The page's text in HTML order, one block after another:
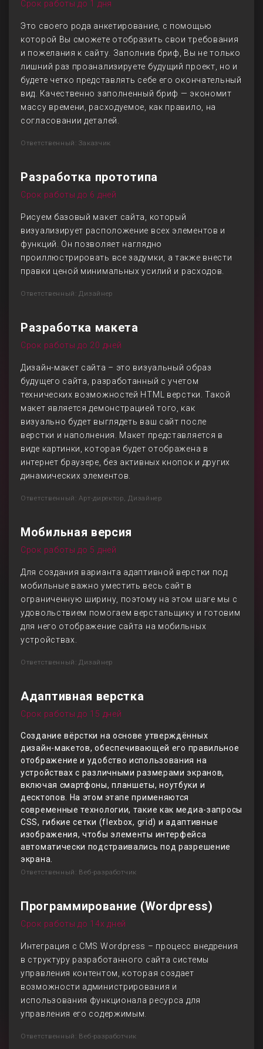
Срок работы до 1 дня
Это своего рода анкетирование, с помощью
которой Вы сможете отобразить свои требования
и пожелания к сайту. Заполнив бриф, Вы не только
лишний раз проанализируете будущий проект, но и
будете четко представлять себе его окончательный
вид. Качественно заполненный бриф — экономит
массу времени, расходуемое, как правило, на
согласовании деталей.
Ответственный: Заказчик
Разработка прототипа
Срок работы до 6 дней
Рисуем базовый макет сайта, который
визуализирует расположение всех элементов и
функций. Он позволяет наглядно
проиллюстрировать все задумки, а также внести
правки ценой минимальных усилий и расходов.
Ответственный: Дизайнер
Разработка макета
Срок работы до 20 дней
Дизайн-макет сайта – это визуальный образ
будущего сайта, разработанный с учетом
технических возможностей HTML верстки. Такой
макет является демонстрацией того, как
визуально будет выглядеть ваш сайт после
верстки и наполнения. Макет представляется в
виде картинки, которая будет отображена в
интернет браузере, без активных кнопок и других
динамических элементов.
Ответственный: Арт-директор, Дизайнер
Мобильная версия
Срок работы до 5 дней
Для создания варианта адаптивной верстки под
мобильные важно уместить весь сайт в
ограниченную ширину, поэтому на этом шаге мы с
удовольствием помогаем верстальщику и готовим
для него отображение сайта на мобильных
устройствах.
Ответственный: Дизайнер
Адаптивная верстка
Срок работы до 15 дней
Создание вёрстки на основе утверждённых
дизайн-макетов, обеспечивающей его правильное
отображение и удобство использования на
устройствах с различными размерами экранов,
включая смартфоны, планшеты, ноутбуки и
десктопов. На этом этапе применяются
современные технологии, такие как медиа-запросы
CSS, гибкие сетки (flexbox, grid) и адаптивные
изображения, чтобы элементы интерфейса
автоматически подстраивались под разрешение
экрана.
Ответственный: Веб-разработчик
Программирование (Wordpress)
Срок работы до 14х дней
Интеграция с CMS Wordpress – процесс внедрения
в структуру разработанного сайта системы
управления контентом, которая создает
возможности администрирования и
использования функционала ресурса для
управления его содержимым.
Ответственный: Веб-разработчик